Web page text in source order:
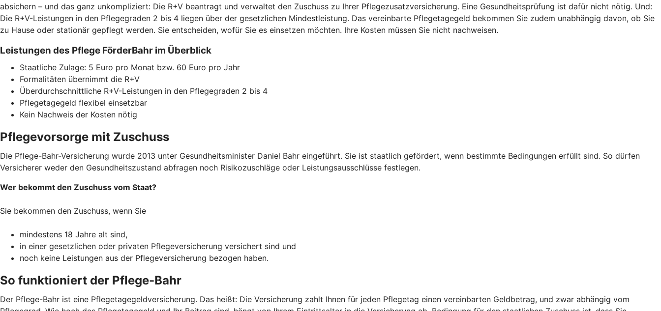
absichern – und das ganz unkompliziert: Die R+V beantragt und verwaltet den Zuschuss zu Ihrer Pflegezusatzversicherung. Eine Gesundheitsprüfung ist dafür nicht nötig. Und:
Die R+V-Leistungen in den Pflegegraden 2 bis 4 liegen über der gesetzlichen Mindestleistung. Das vereinbarte Pflegetagegeld bekommen Sie zudem unabhängig davon, ob Sie
zu Hause oder stationär gepflegt werden. Sie entscheiden, wofür Sie es einsetzen möchten. Ihre Kosten müssen Sie nicht nachweisen.
Leistungen des Pflege FörderBahr im Überblick
Staatliche Zulage: 5 Euro pro Monat bzw. 60 Euro pro Jahr
Formalitäten übernimmt die R+V
Überdurchschnittliche R+V-Leistungen in den Pflegegraden 2 bis 4
Pflegetagegeld flexibel einsetzbar
Kein Nachweis der Kosten nötig
Pflegevorsorge mit Zuschuss
Die Pflege-Bahr-Versicherung wurde 2013 unter Gesundheitsminister Daniel Bahr eingeführt. Sie ist staatlich gefördert, wenn bestimmte Bedingungen erfüllt sind. So dürfen
Versicherer weder den Gesundheitszustand abfragen noch Risikozuschläge oder Leistungsausschlüsse festlegen.
Wer bekommt den Zuschuss vom Staat?
Sie bekommen den Zuschuss, wenn Sie
mindestens 18 Jahre alt sind,
in einer gesetzlichen oder privaten Pflegeversicherung versichert sind und
noch keine Leistungen aus der Pflegeversicherung bezogen haben.
So funktioniert der Pflege-Bahr
Der Pflege-Bahr ist eine Pflegetagegeldversicherung. Das heißt: Die Versicherung zahlt Ihnen für jeden Pflegetag einen vereinbarten Geldbetrag, und zwar abhängig vom